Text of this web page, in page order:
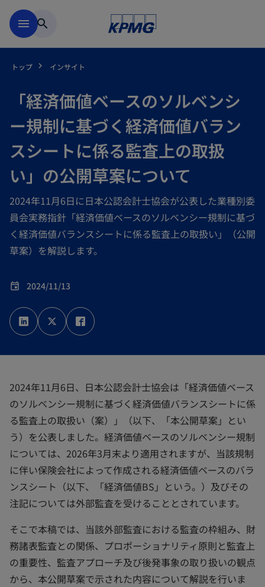
menu search
トップ インサイト
「経済価値ベースのソルベンシ
ー規制に基づく経済価値バラン
スシートに係る監査上の取扱
い」の公開草案について
2024年11月6日に日本公認会計士協会が公表した業種別委
員会実務指針「経済価値ベースのソルベンシー規制に基づ
く経済価値バランスシートに係る監査上の取扱い」（公開
草案）を解説します。
event 2024/11/13
新
し
い
タ
新
し
い
タ
し
い
2024年11月6日、日本公認会計士協会は「経済価値ベース
のソルベンシー規制に基づく経済価値バランスシートに係
る監査上の取扱い（案）」（以下、「本公開草案」とい
う）を公表しました。経済価値ベースのソルベンシー規制
については、2026年3月末より適用されますが、当該規制
に伴い保険会社によって作成される経済価値ベースのバラ
ンスシート（以下、「経済価値BS」という。）及びその
注記については外部監査を受けることとされています。
そこで本稿では、当該外部監査における監査の枠組み、財
務諸表監査との関係、プロポーショナリティ原則と監査上
の重要性、監査アプローチ及び後発事象の取り扱いの観点
から、本公開草案で示された内容について解説を行いま